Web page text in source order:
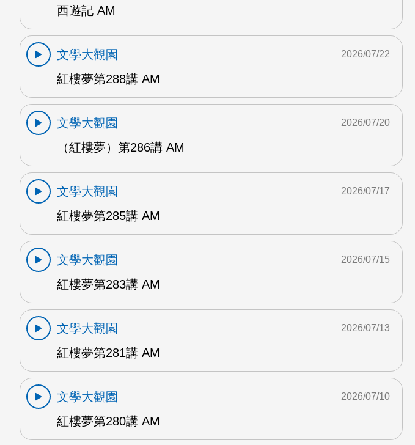
西遊記 AM
文學大觀園
紅樓夢第288講 AM
2026/07/22
文學大觀園
（紅樓夢）第286講 AM
2026/07/20
文學大觀園
紅樓夢第285講 AM
2026/07/17
文學大觀園
紅樓夢第283講 AM
2026/07/15
文學大觀園
紅樓夢第281講 AM
2026/07/13
文學大觀園
紅樓夢第280講 AM
2026/07/10